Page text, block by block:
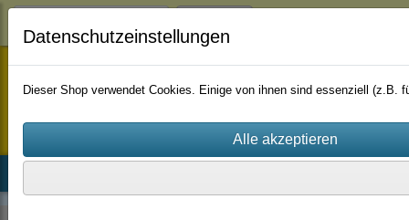
staufenbiel-berlin
Datenschutzeinstellungen
Dieser Shop verwendet Cookies. Einige von ihnen sind essenziell (z.B.